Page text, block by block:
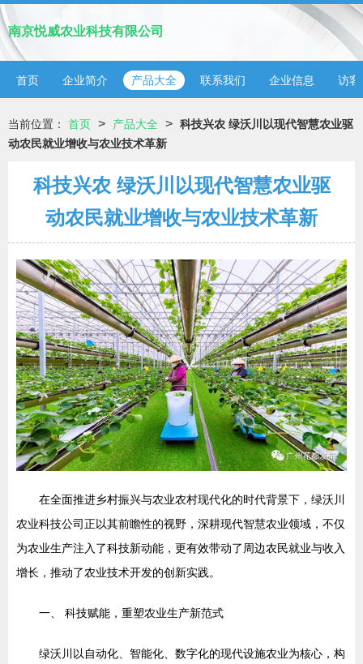
南京悦威农业科技有限公司
首页 企业简介 产品大全 联系我们 企业信息 访客
当前位置： 首页 > 产品大全 > 科技兴农 绿沃川以现代智慧农业驱
动农民就业增收与农业技术革新
科技兴农 绿沃川以现代智慧农业驱
动农民就业增收与农业技术革新
在全面推进乡村振兴与农业农村现代化的时代背景下，绿沃川
农业科技公司正以其前瞻性的视野，深耕现代智慧农业领域，不仅
为农业生产注入了科技新动能，更有效带动了周边农民就业与收入
增长，推动了农业技术开发的创新实践。
一、 科技赋能，重塑农业生产新范式
绿沃川以自动化、智能化、数字化的现代设施农业为核心，构